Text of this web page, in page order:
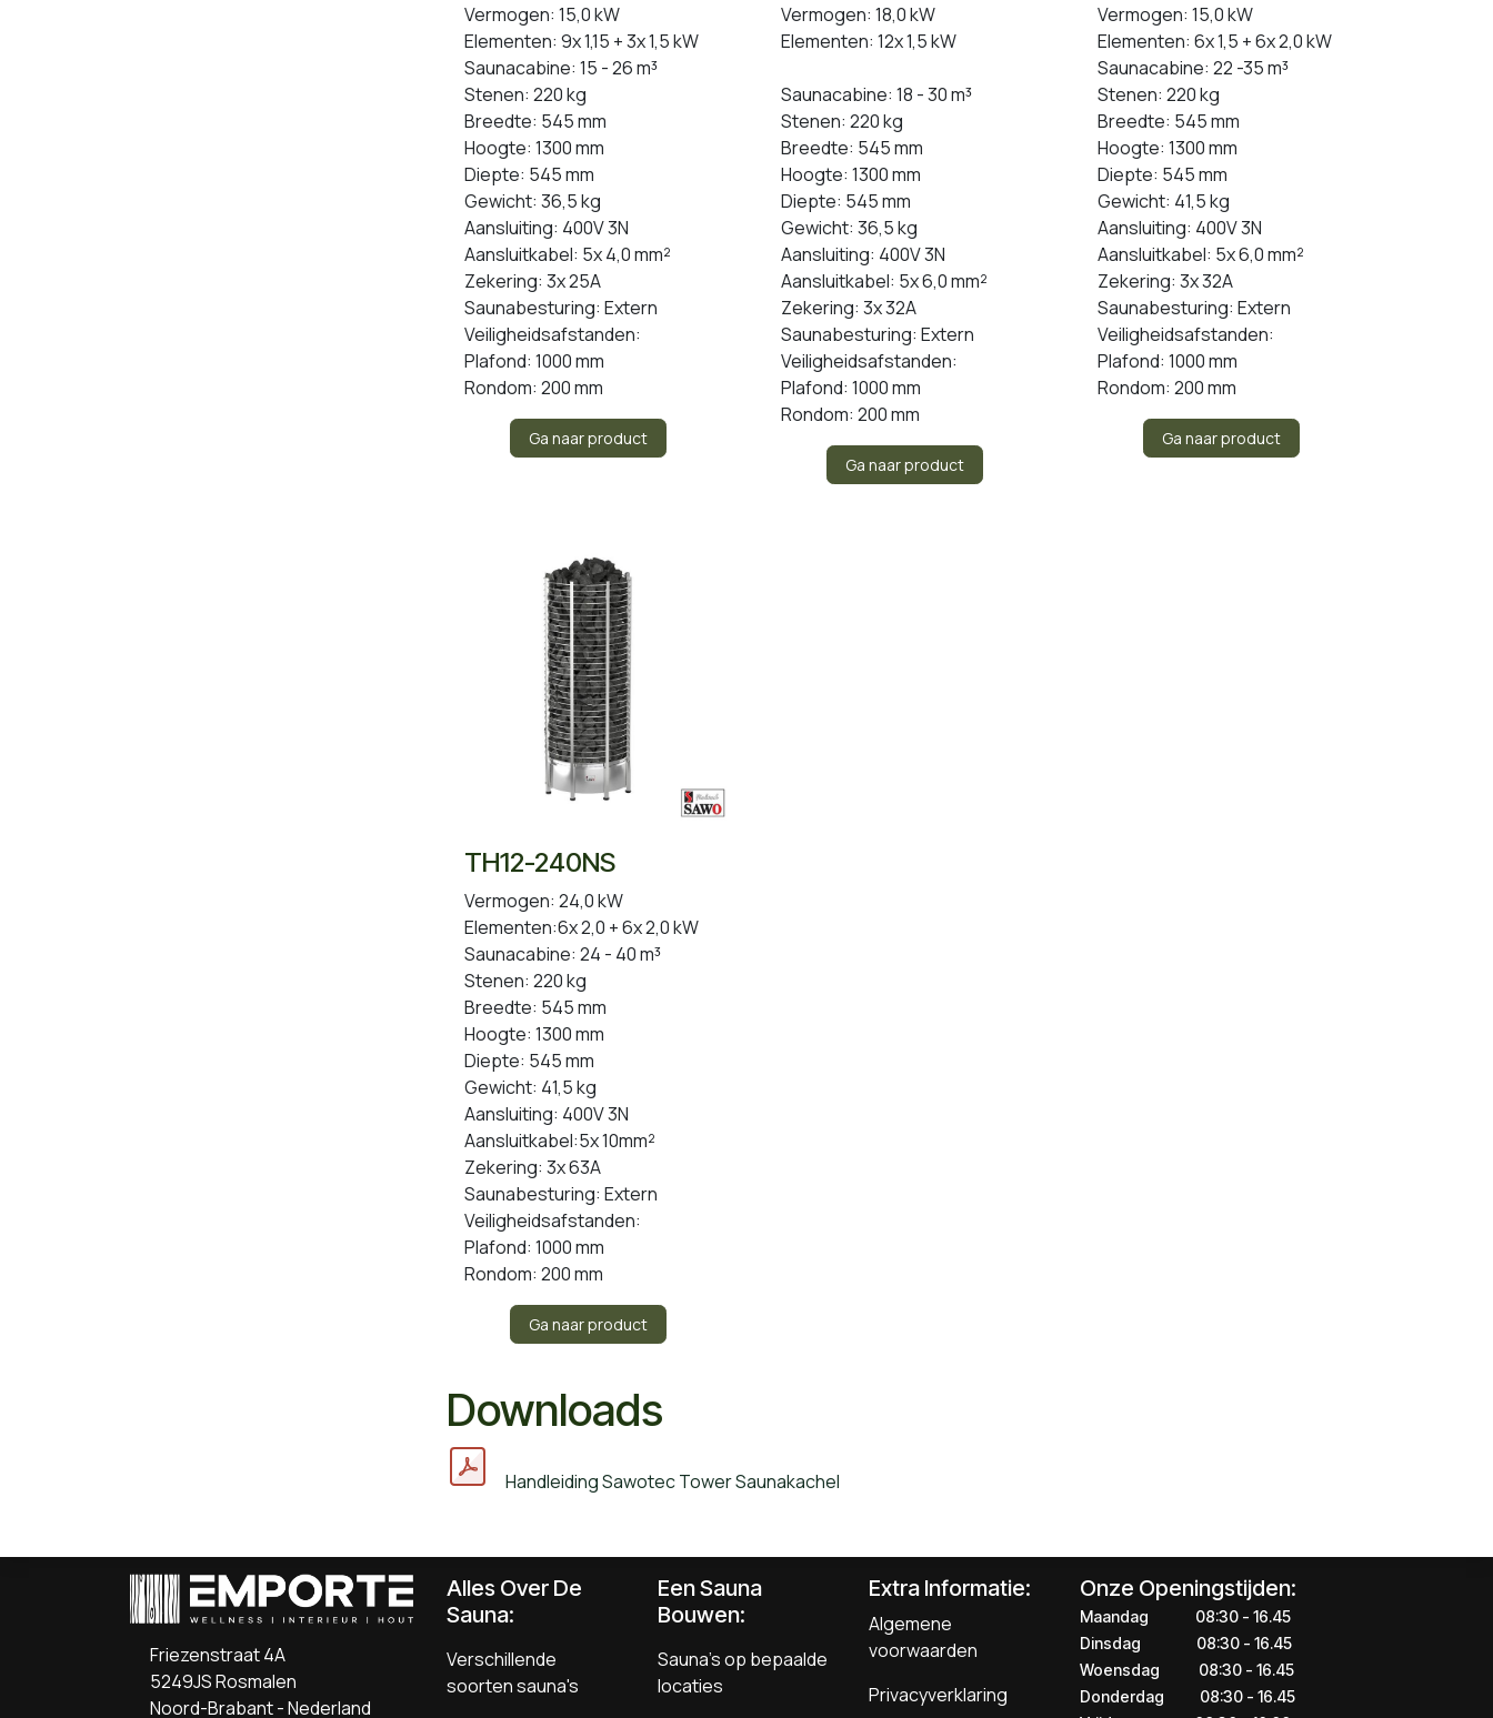
Vermogen: 15,0 kW
Elementen: 9x 1,15 + 3x 1,5 kW
Saunacabine: 15 - 26 m³
Stenen: 220 kg
Breedte: 545 mm
Hoogte: 1300 mm
Diepte: 545 mm
Gewicht: 36,5 kg
Aansluiting: 400V 3N
Aansluitkabel: 5x 4,0 mm²
Zekering: 3x 25A
Saunabesturing: Extern
Veiligheidsafstanden:
Plafond: 1000 mm
Rondom: 200 mm
Ga naar product
Vermogen: 18,0 kW
Elementen: 12x 1,5 kW
Saunacabine: 18 - 30 m³
Stenen: 220 kg
Breedte: 545 mm
Hoogte: 1300 mm
Diepte: 545 mm
Gewicht: 36,5 kg
Aansluiting: 400V 3N
Aansluitkabel: 5x 6,0 mm²
Zekering: 3x 32A
Saunabesturing: Extern
Veiligheidsafstanden:
Plafond: 1000 mm
Rondom: 200 mm
Ga naar product
Vermogen: 15,0 kW
Elementen: 6x 1,5 + 6x 2,0 kW
Saunacabine: 22 -35 m³
Stenen: 220 kg
Breedte: 545 mm
Hoogte: 1300 mm
Diepte: 545 mm
Gewicht: 41,5 kg
Aansluiting: 400V 3N
Aansluitkabel: 5x 6,0 mm²
Zekering: 3x 32A
Saunabesturing: Extern
Veiligheidsafstanden:
Plafond: 1000 mm
Rondom: 200 mm
Ga naar product
TH12-240NS
Vermogen: 24,0 kW
Elementen:6x 2,0 + 6x 2,0 kW
Saunacabine: 24 - 40 m³
Stenen: 220 kg
Breedte: 545 mm
Hoogte: 1300 mm
Diepte: 545 mm
Gewicht: 41,5 kg
Aansluiting: 400V 3N
Aansluitkabel:5x 10mm²
Zekering: 3x 63A
Saunabesturing: Extern
Veiligheidsafstanden:
Plafond: 1000 mm
Rondom: 200 mm
Ga naar product
Downloads
Handleiding Sawotec Tower Saunakachel
Friezenstraat 4A
5249JS Rosmalen
Noord-Brabant - Nederland
Alles Over De
Sauna:
Verschillende
soorten sauna's
Een Sauna
Bouwen:
Sauna's op bepaalde
locaties
Extra Informatie:
Algemene
voorwaarden
Privacyverklaring
Onze Openingstijden:
Maandag
​​​08:30 - 16.45​
Dinsdag
​​​​08:30 - 16.45
Woensdag
​08:30 - 16.45
Donderdag
​​​​​08:30 - 16.45